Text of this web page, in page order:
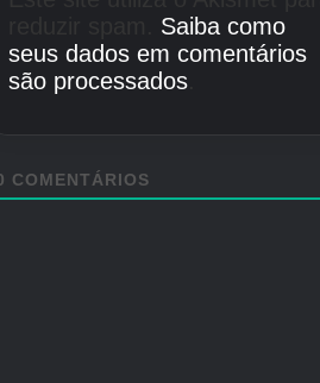
Com a sala com o
porta trancada na
encontra a Mini Cabine.
passagem. Ele o levará para
Cabine em um contêiner que